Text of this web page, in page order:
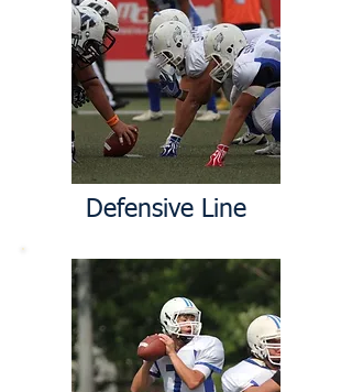
Defensive Line